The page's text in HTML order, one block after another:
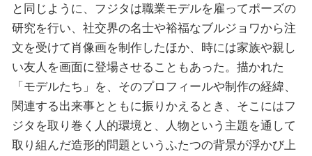
と同じように、フジタは職業モデルを雇ってポーズの
研究を行い、社交界の名士や裕福なブルジョワから注
文を受けて肖像画を制作したほか、時には家族や親し
い友人を画面に登場させることもあった。描かれた
「モデルたち」を、そのプロフィールや制作の経緯、
関連する出来事とともに振りかえるとき、そこにはフ
ジタを取り巻く人的環境と、人物という主題を通して
取り組んだ造形的問題というふたつの背景が浮かび上